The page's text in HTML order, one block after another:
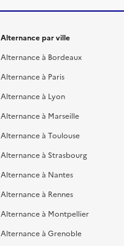
Alternance par ville
Alternance à Bordeaux
Alternance à Paris
Alternance à Lyon
Alternance à Marseille
Alternance à Toulouse
Alternance à Strasbourg
Alternance à Nantes
Alternance à Rennes
Alternance à Montpellier
Alternance à Grenoble